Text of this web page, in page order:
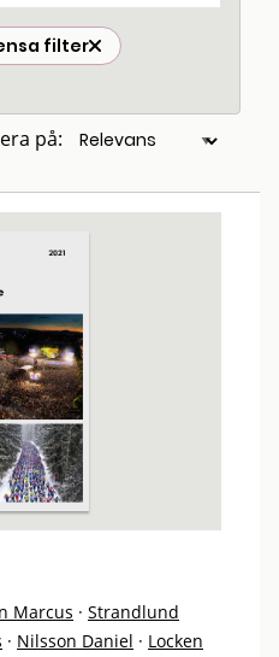
filter
på:
Marcus · Strandlund
· Nilsson Daniel · Locken